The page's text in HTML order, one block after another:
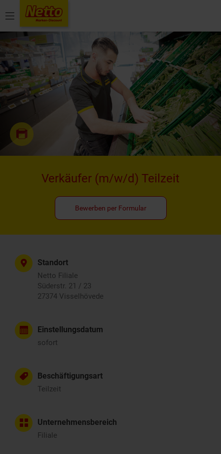
Menü
Verkäufer (m/w/d) Teilzeit
Bewerben per Formular
Standort
Netto Filiale
Süderstr. 21 / 23
27374 Visselhövede
Einstellungsdatum
sofort
Beschäftigungsart
Teilzeit
Unternehmensbereich
Filiale